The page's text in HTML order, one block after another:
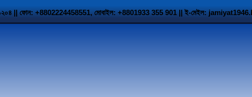
১২০৪ || ফোন: +8802224458551, মোবাইল: +8801933 355 901 || ই-মেইল: